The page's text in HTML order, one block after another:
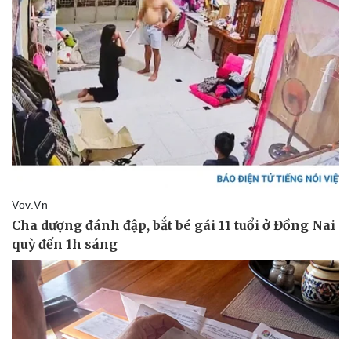
Văn hóa
Sân khấu - Điện ảnh
Văn học
Giải trí
Nghệ sĩ
Thời trang